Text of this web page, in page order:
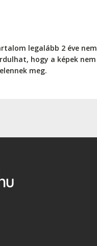
legalább 2 éve nem
hogy a képek nem
meg.